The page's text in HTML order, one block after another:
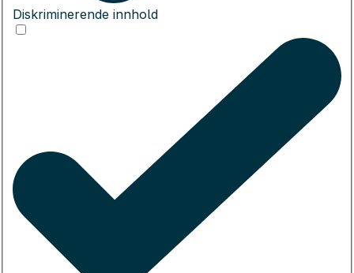
Diskriminerende innhold